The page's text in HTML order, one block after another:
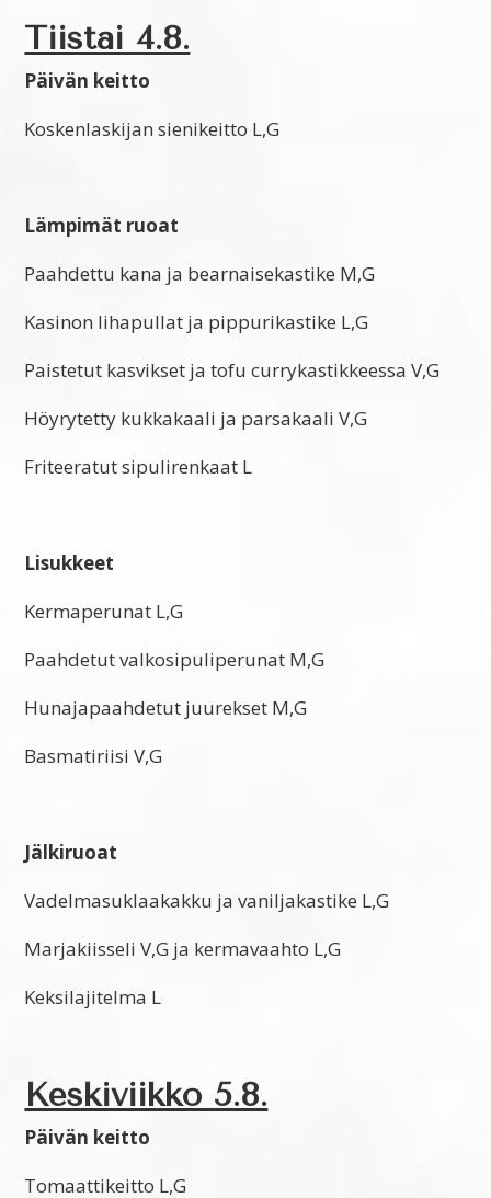
Tiistai 4.8.
Päivän keitto
Koskenlaskijan sienikeitto L,G
Lämpimät ruoat
Paahdettu kana ja bearnaisekastike M,G
Kasinon lihapullat ja pippurikastike L,G
Paistetut kasvikset ja tofu currykastikkeessa V,G
Höyrytetty kukkakaali ja parsakaali V,G
Friteeratut sipulirenkaat L
Lisukkeet
Kermaperunat L,G
Paahdetut valkosipuliperunat M,G
Hunajapaahdetut juurekset M,G
Basmatiriisi V,G
Jälkiruoat
Vadelmasuklaakakku ja vaniljakastike L,G
Marjakiisseli V,G ja kermavaahto L,G
Keksilajitelma L
Keskiviikko 5.8.
Päivän keitto
Tomaattikeitto L,G